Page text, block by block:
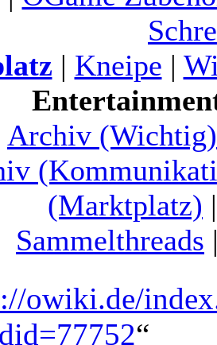
| Kneipe |
Archiv (Wichtig)
(Marktplatz)
Sammelthreads
owiki.de/
“